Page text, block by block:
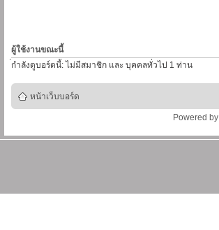
ผู้ใช้งานขณะนี้
่กำลังดูบอร์ดนี้: ไม่มีสมาชิก และ บุคคลทั่วไป 1 ท่าน
หน้าเว็บบอร์ด
Powered by